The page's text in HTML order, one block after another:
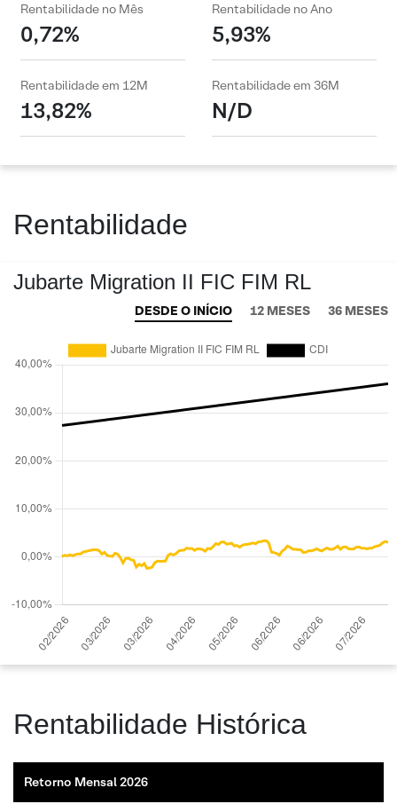
Rentabilidade no Mês
0,72%
Rentabilidade no Ano
5,93%
Rentabilidade em 12M
13,82%
Rentabilidade em 36M
N/D
Rentabilidade
Jubarte Migration II FIC FIM RL
DESDE O INÍCIO 12 MESES 36 MESES
Rentabilidade Histórica
Retorno Mensal 2026